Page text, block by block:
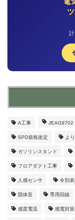
A工事 JEAG9702
SPD規格改定 よ
ガソリンスタンド
フロアダクト工事
人感センサ 令別
固体音 専用回線
感度電流 感電対策